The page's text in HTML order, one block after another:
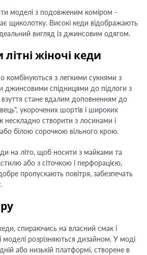
моделі з подовженим коміром -
щиколотку. Високі кеди відображають
вигляд із джинсовим одягом.
жіночі кеди
комбінуються з легкими сукнями з
спідницями до підлоги з
взуття стане вдалим доповненням до
укорочених шортів і широких
нескладно створити з лосинами і
білою сорочкою вільного крою.
на літо, щоб носити з майками та
або з сіточкою і перфорацією,
пропускають повітря, забезпечать
спираючись на власний смак і
моделі розрізняються дизайном. У моді
або низькій платформі, створене в